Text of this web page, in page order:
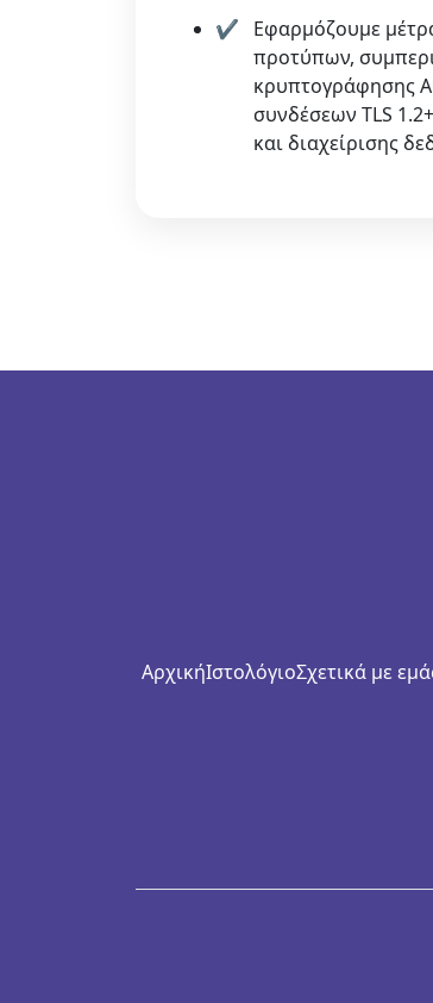
Εφαρμόζουμε
προτύπων,
κρυπτογράφησης
συνδέσεων TLS
και διαχείρισης
ΑρχικήΙστολόγιοΣχετικά με